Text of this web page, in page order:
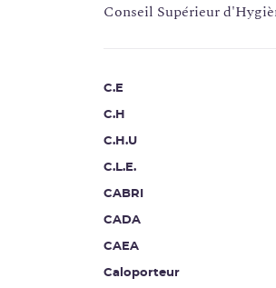
Conseil Supérieur
C.E
C.H
C.H.U
C.L.E.
CABRI
CADA
CAEA
Caloporteur